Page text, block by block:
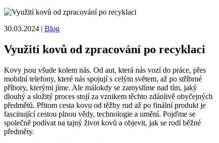
30.03.2024 | Blog
Využití kovů od zpracování po recyklaci
Kovy jsou všude kolem nás. Od aut, která nás vozí do práce, přes
mobilní telefony, které nás spojují s celým světem, až po stříbrné
příbory, kterými jíme. Ale málokdy se zamyslíme nad tím, jaký
dlouhý a složitý proces stojí za vznikem těchto zdánlivě obyčejných
předmětů. Přitom cesta kovu od těžby rud až po finální produkt je
fascinující cestou plnou vědy, technologie a umění. Pojďme se
společně podívat na tajný život kovů a objevit, jak se rodí běžné
předměty.